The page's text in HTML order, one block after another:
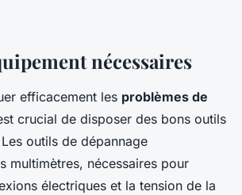
nécessaires
efficacement les problèmes de
crucial de disposer des bons outils
outils de dépannage
multimètres, nécessaires pour
électriques et la tension de la